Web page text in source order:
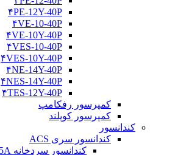
۴PE-12Y-40P
۴VE-10-40P
۴VE-10Y-40P
۴VES-10-40P
۴VES-10Y-40P
۴NE-14Y-40P
۴NES-14Y-40P
۴TES-12Y-40P
کمپرسور رفکامپ
کمپرسور کوپلند
کندانسور
کندانسور سری ACS
کندانسور سردخانه ACS-135A